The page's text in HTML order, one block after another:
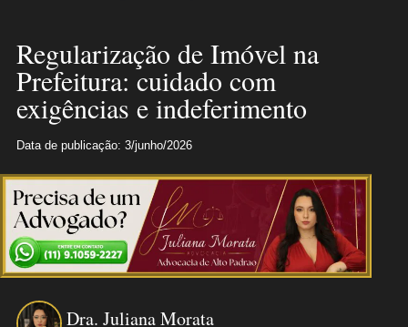
Regularização de Imóvel na
Prefeitura: cuidado com
exigências e indeferimento
Data de publicação: 3/junho/2026
Dra. Juliana Morata